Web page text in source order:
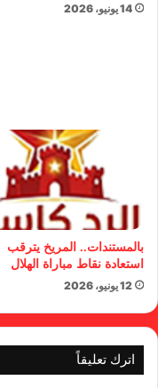
14 يونيو، 2026
بالمستندات.. المريخ يترقب
استعادة نقاط مباراة الهلال
12 يونيو، 2026
اترك تعليقاً